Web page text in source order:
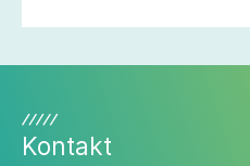
Building und
Kontakt